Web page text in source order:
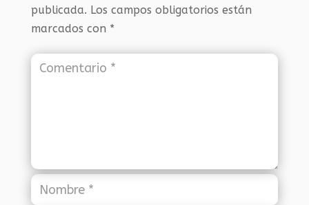
publicada. Los campos obligatorios están
marcados con *